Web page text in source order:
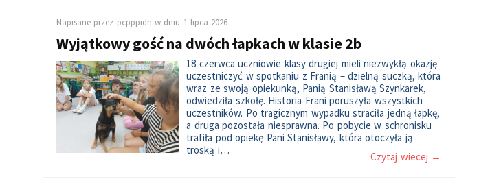
Napisane przez pcpppidn w dniu 1 lipca 2026
Wyjątkowy gość na dwóch łapkach w klasie 2b
18 czerwca uczniowie klasy drugiej mieli niezwykłą okazję
uczestniczyć w spotkaniu z Franią – dzielną suczką, która
wraz ze swoją opiekunką, Panią Stanisławą Szynkarek,
odwiedziła szkołę. Historia Frani poruszyła wszystkich
uczestników. Po tragicznym wypadku straciła jedną łapkę,
a druga pozostała niesprawna. Po pobycie w schronisku
trafiła pod opiekę Pani Stanisławy, która otoczyła ją
troską i…
Czytaj wiecej →